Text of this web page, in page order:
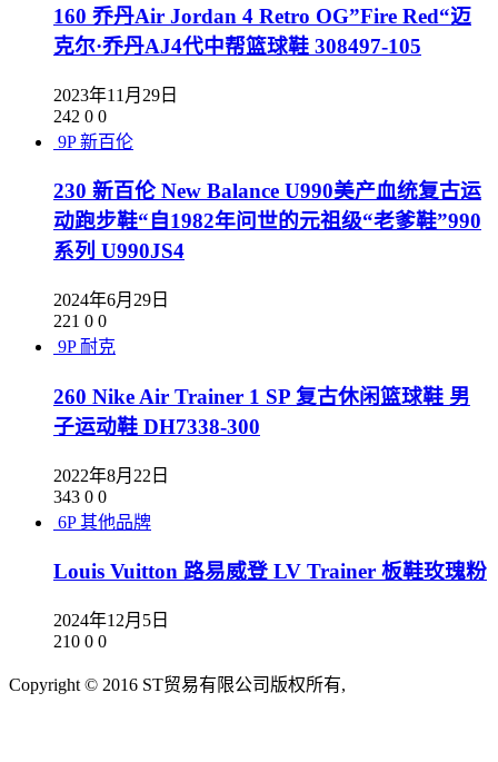
160 乔丹Air Jordan 4 Retro OG”Fire Red“迈
克尔·乔丹AJ4代中帮篮球鞋 308497-105
2023年11月29日
242 0 0
9P 新百伦
230 新百伦 New Balance U990美产血统复古运
动跑步鞋“自1982年问世的元祖级“老爹鞋”990
系列 U990JS4
2024年6月29日
221 0 0
9P 耐克
260 Nike Air Trainer 1 SP 复古休闲篮球鞋 男
子运动鞋 DH7338-300
2022年8月22日
343 0 0
6P 其他品牌
Louis Vuitton 路易威登 LV Trainer 板鞋玫瑰粉
2024年12月5日
210 0 0
Copyright © 2016 ST贸易有限公司版权所有,